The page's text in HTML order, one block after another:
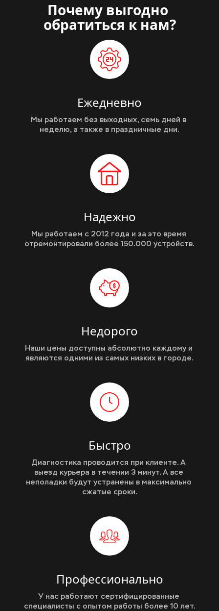
Почему выгодно
обратиться к нам?
Ежедневно
Мы работаем без выходных, семь дней в
неделю, а также в праздничные дни.
Надежно
Мы работаем с 2012 года и за это время
отремонтировали более 150.000 устройств.
Недорого
Наши цены доступны абсолютно каждому и
являются одними из самых низких в городе.
Быстро
Диагностика проводится при клиенте. А
выезд курьера в течении 3 минут. А все
неполадки будут устранены в максимально
сжатые сроки.
Профессионально
У нас работают сертифицированные
специалисты с опытом работы более 10 лет.